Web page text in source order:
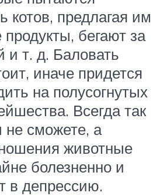
котов, предлагая им
бегают за
и т. д. Баловать
иначе придется
на полусогнутых
Всегда так
не сможете, а
животные
болезненно и
в депрессию.